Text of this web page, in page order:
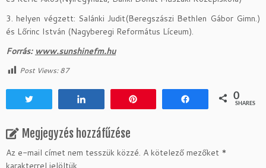
3. helyen végzett: Salánki Judit(Beregszászi Bethlen Gábor Gimn.)
és Lőrinc István (Nagyberegi Református Líceum).
Forrás: www.sunshinefm.hu
Post Views:87
0
SHARES
Megjegyzés hozzáfűzése
Az e-mail címet nem tesszük közzé. A kötelező mezőket *
karakterrel jelöltük